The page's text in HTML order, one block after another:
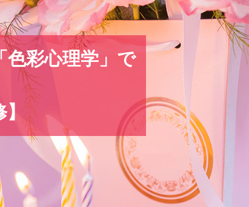
「色彩心理学」で
】